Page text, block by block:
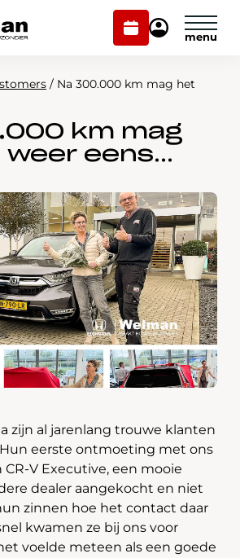
Plan
onderhoud
Mijn
Plan onderhoud
/ Na 300.000 km mag het
km mag
weer eens…
zijn al jarenlang trouwe klanten
eerste ontmoeting met ons
V Executive, een mooie
dealer aangekocht en niet
zinnen hoe het contact daar
kwamen ze bij ons voor
voelde meteen als een goede